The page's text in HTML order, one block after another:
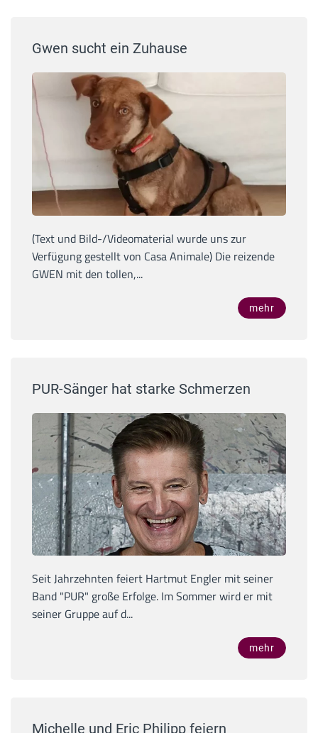
Gwen sucht ein Zuhause
(Text und Bild-/Videomaterial wurde uns zur
Verfügung gestellt von Casa Animale) Die reizende
GWEN mit den tollen,...
mehr
PUR-Sänger hat starke Schmerzen
Seit Jahrzehnten feiert Hartmut Engler mit seiner
Band "PUR" große Erfolge. Im Sommer wird er mit
seiner Gruppe auf d...
mehr
Michelle und Eric Philipp feiern